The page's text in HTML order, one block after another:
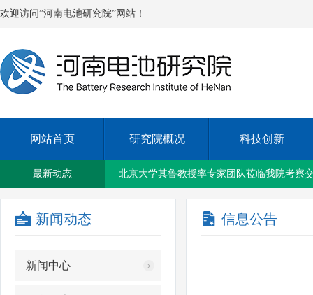
欢迎访问”河南电池研究院”网站！
网站首页 研究院概况 科技创新
最新动态
新乡国资集团与新乡铁塔公司签订战略合作
北京大学其鲁教授率专家团队莅临我院考察
我院召开2023年上半年度工作会议
信息公告
新闻动态
新闻中心